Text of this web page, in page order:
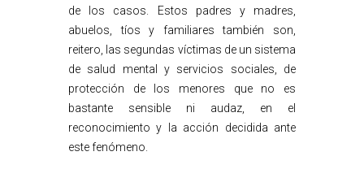
de los casos. Estos padres y madres,
abuelos, tíos y familiares también son,
reitero, las segundas víctimas de un sistema
de salud mental y servicios sociales, de
protección de los menores que no es
bastante sensible ni audaz, en el
reconocimiento y la acción decidida ante
este fenómeno.